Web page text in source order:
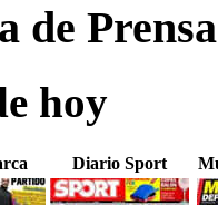
de
hoy
Diario Sport